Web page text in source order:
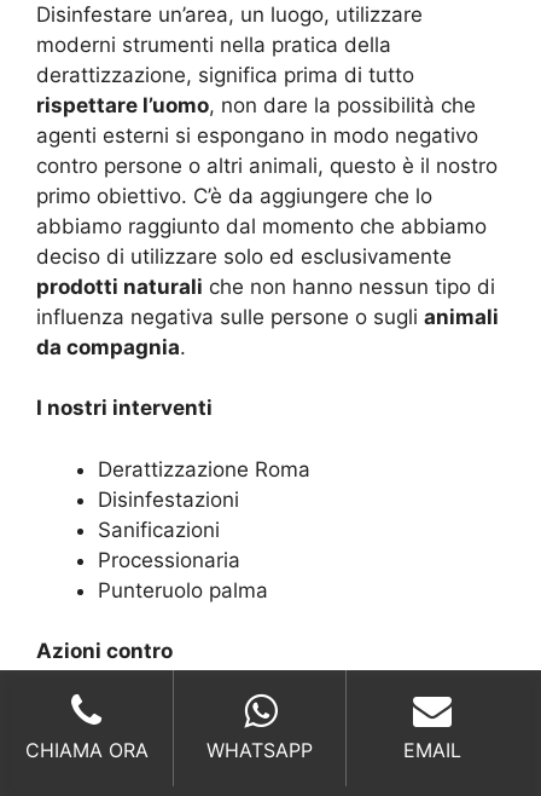
Disinfestare un’area, un luogo, utilizzare
moderni strumenti nella pratica della
derattizzazione, significa prima di tutto
rispettare l’uomo, non dare la possibilità che
agenti esterni si espongano in modo negativo
contro persone o altri animali, questo è il nostro
primo obiettivo. C’è da aggiungere che lo
abbiamo raggiunto dal momento che abbiamo
deciso di utilizzare solo ed esclusivamente
prodotti naturali che non hanno nessun tipo di
influenza negativa sulle persone o sugli animali
da compagnia.
I nostri interventi
Derattizzazione Roma
Disinfestazioni
Sanificazioni
Processionaria
Punteruolo palma
Azioni contro
Scarafaggi
Anti Formiche
CHIAMA ORA WHATSAPP EMAIL